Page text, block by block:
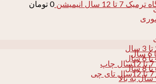
7 تا 12 سال انیمیشن
0 تومان